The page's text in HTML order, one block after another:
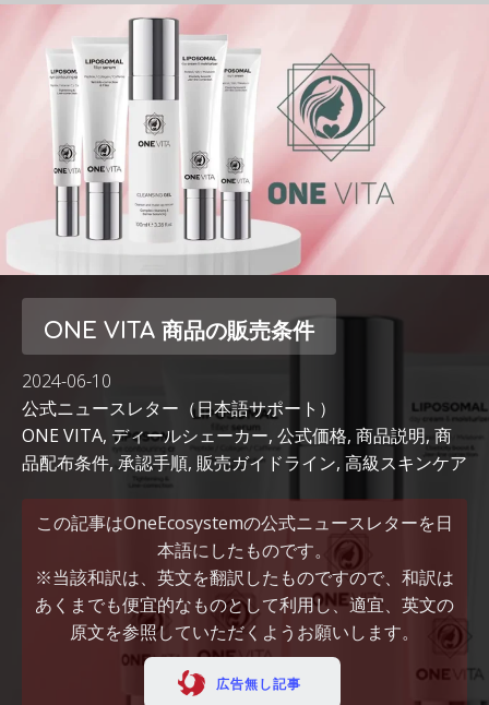
ONE VITA 商品の販売条件
2024-06-10
公式ニュースレター（日本語サポート）
ONE VITA, ディールシェーカー, 公式価格, 商品説明, 商
品配布条件, 承認手順, 販売ガイドライン, 高級スキンケア
この記事はOneEcosystemの公式ニュースレターを日
本語にしたものです。
※当該和訳は、英文を翻訳したものですので、和訳は
あくまでも便宜的なものとして利用し、適宜、英文の
原文を参照していただくようお願いします。
広告無し記事